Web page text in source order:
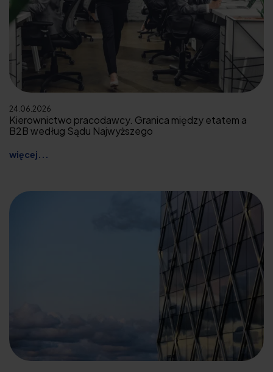
24.06.2026
Kierownictwo pracodawcy. Granica między etatem a
B2B według Sądu Najwyższego
więcej...